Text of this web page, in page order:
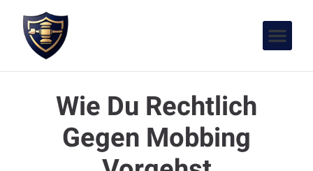
Wie Du Rechtlich
Gegen Mobbing